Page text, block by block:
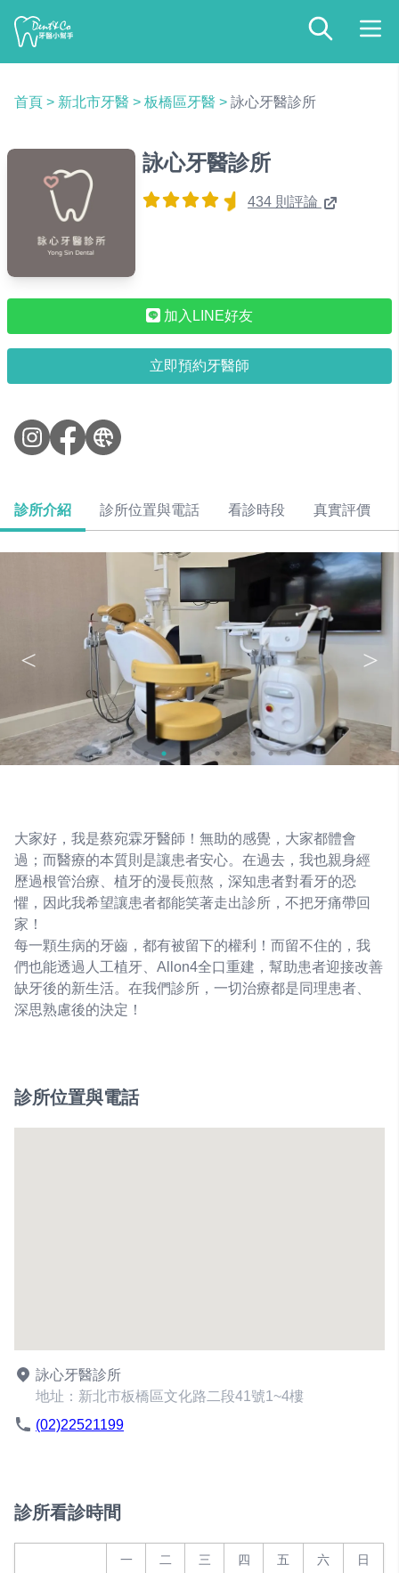
首頁 > 新北市牙醫 > 板橋區牙醫 > 詠心牙醫診所
詠心牙醫診所
434 則評論
加入LINE好友
立即預約牙醫師
診所介紹 診所位置與電話 看診時段 真實評價
大家好，我是蔡宛霖牙醫師！無助的感覺，大家都體會
過；而醫療的本質則是讓患者安心。在過去，我也親身經
歷過根管治療、植牙的漫長煎熬，深知患者對看牙的恐
懼，因此我希望讓患者都能笑著走出診所，不把牙痛帶回
家！
每一顆生病的牙齒，都有被留下的權利！而留不住的，我
們也能透過人工植牙、Allon4全口重建，幫助患者迎接改善
缺牙後的新生活。在我們診所，一切治療都是同理患者、
深思熟慮後的決定！
診所位置與電話
詠心牙醫診所
地址：新北市板橋區文化路二段41號1~4樓
(02)22521199
診所看診時間
一 二 三 四 五 六 日